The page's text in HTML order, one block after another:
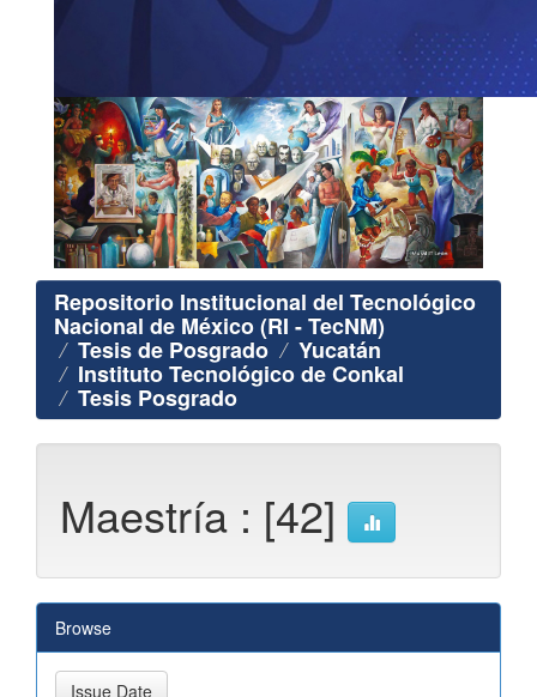
Repositorio Institucional del Tecnológico
Nacional de México (RI - TecNM)
Tesis de Posgrado Yucatán
Instituto Tecnológico de Conkal
Tesis Posgrado
Maestría : [42]
Browse